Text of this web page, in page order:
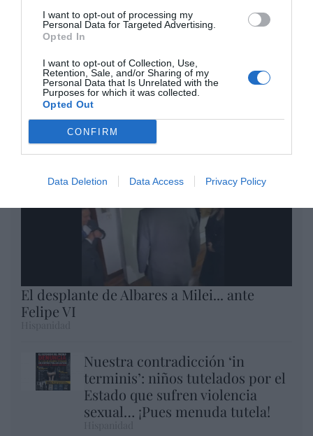
I want to opt-out of processing my
Personal Data for Targeted Advertising.
Opted In
I want to opt-out of Collection, Use,
Retention, Sale, and/or Sharing of my
Personal Data that Is Unrelated with the
Purposes for which it was collected.
Opted Out
CONFIRM
Data Deletion Data Access Privacy Policy
El IBEX 35 cerró la sesión del
miércoles en los 20.057 puntos,
un nuevo récord
Eulogio López
Argumentos
El desplante de Albares a Milei... ante
Felipe VI
Nuestra contradicción ‘in
terminis’: niños tutelados por el
Estado que sufren violencia
sexual… ¡Pues menuda tutela!